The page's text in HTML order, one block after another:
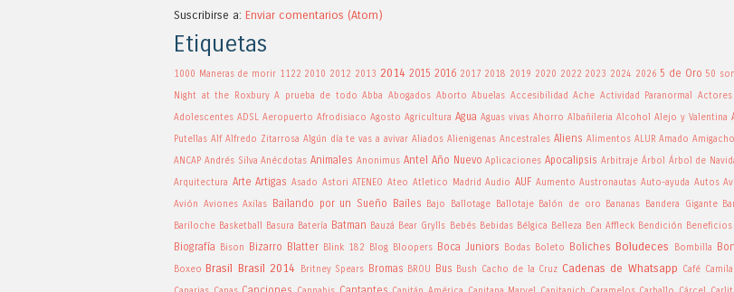
Suscribirse a: Enviar comentarios (Atom)
Etiquetas
1000 Maneras de morir 1122 2010 2012 2013 2014 2015 2016 2017 2018 2019 2020 2022 2023 2024 2026 5 de Oro 50
Night at the Roxbury A prueba de todo Abba Abogados Aborto Abuelas Accesibilidad Ache Actividad Paranormal Actores
Adolescentes ADSL Aeropuerto Afrodisiaco Agosto Agricultura Agua Aguas vivas Ahorro Albañileria Alcohol Alejo y Valentina
Putellas Alf Alfredo Zitarrosa Algún día te vas a avivar Aliados Alienigenas Ancestrales Aliens Alimentos ALUR Amado Amigacho
ANCAP Andrés Silva Anécdotas Animales Anonimus Antel Año Nuevo Aplicaciones Apocalipsis Arbitraje Árbol Árbol de
Arquitectura Arte Artigas Asado Astori ATENEO Ateo Atletico Madrid Audio AUF Aumento Austronautas Auto-ayuda Autos
Avión Aviones Axilas Bailando por un Sueño Bailes Bajo Ballotage Ballotaje Balón de oro Bananas Bandera Gigante
Bariloche Basketball Basura Batería Batman Bauzá Bear Grylls Bebés Bebidas Bélgica Belleza Ben Affleck Bendición Beneficios
Biografía Bison Bizarro Blatter Blink 182 Blog Bloopers Boca Juniors Bodas Boleto Boliches Boludeces Bombilla
Boxeo Brasil Brasil 2014 Britney Spears Bromas BROU Bus Bush Cacho de la Cruz Cadenas de Whatsapp Café Camila